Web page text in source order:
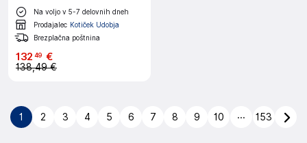
Na voljo v 5-7 delovnih dneh
Prodajalec Kotiček Udobja
Brezplačna poštnina
132 49 €
138,49 €
1 2 3 4 5 6 7 8 9 10 ... 153